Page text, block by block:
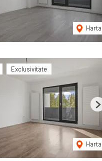
Harta
Exclusivitate
Harta